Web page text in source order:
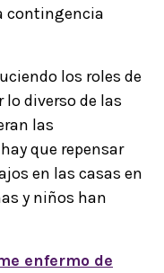
contingencia
los roles de
lo diverso de las
las
que repensar
en las casas en
y niños han
enfermo de